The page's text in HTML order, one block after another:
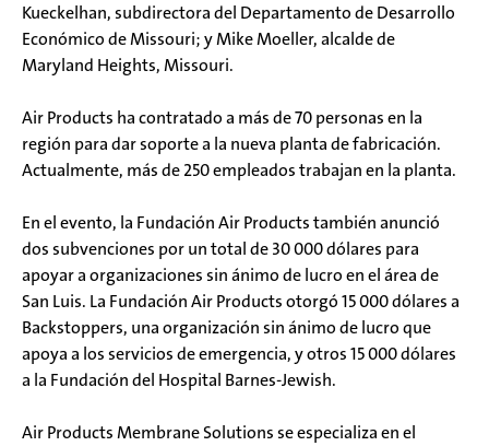
Kueckelhan, subdirectora del Departamento de Desarrollo
Económico de Missouri; y Mike Moeller, alcalde de
Maryland Heights, Missouri.
Air Products ha contratado a más de 70 personas en la
región para dar soporte a la nueva planta de fabricación.
Actualmente, más de 250 empleados trabajan en la planta.
En el evento, la Fundación Air Products también anunció
dos subvenciones por un total de 30 000 dólares para
apoyar a organizaciones sin ánimo de lucro en el área de
San Luis. La Fundación Air Products otorgó 15 000 dólares a
Backstoppers, una organización sin ánimo de lucro que
apoya a los servicios de emergencia, y otros 15 000 dólares
a la Fundación del Hospital Barnes-Jewish.
Air Products Membrane Solutions se especializa en el